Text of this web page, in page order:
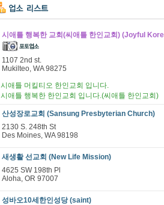
시애틀 행복한 교회(씨애틀 한인교회) (Joyful
1107 2nd st.
Mukilteo, WA 98275
시애틀 머킬티오 한인교회 입니다.
시애틀 행복한 한인교회 입니다.(씨애틀 한인교회)
산성장로교회 (Sansung Presbyterian Church)
2130 S. 248th St
Des Moines, WA 98198
새생활 선교회 (New Life Mission)
4625 SW 198th Pl
Aloha, OR 97007
성바오10세한인성당 (saint)